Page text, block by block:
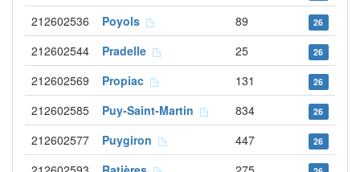
212602536 Poyols 89 26
212602544 Pradelle 25 26
212602569 Propiac 131 26
212602585 Puy-Saint-Martin 834 26
212602577 Puygiron 447 26